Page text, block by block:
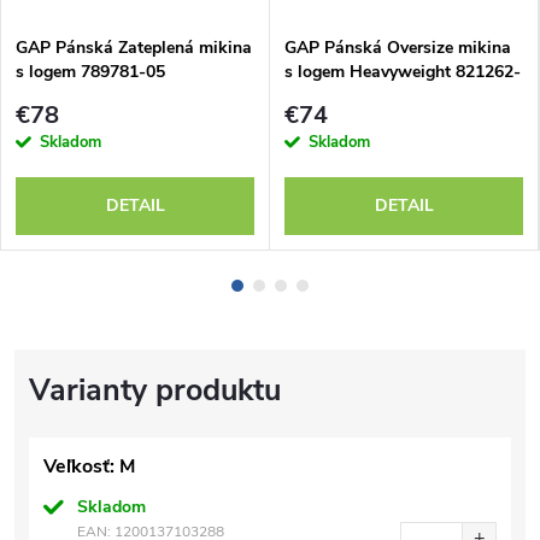
Veľkosť: M
Skladom
EAN: 1200137103288
GAP Pánská Zateplená mikina
s logem 789781-05
€78
Skladom
DETAIL
GAP Pánská Oversize mikina
s logem Heavyweight 821262-
€74
Skladom
DETAIL